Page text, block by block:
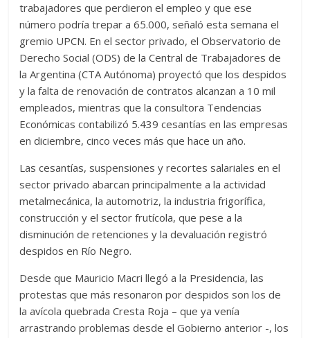
trabajadores que perdieron el empleo y que ese
número podría trepar a 65.000, señaló esta semana el
gremio UPCN. En el sector privado, el Observatorio de
Derecho Social (ODS) de la Central de Trabajadores de
la Argentina (CTA Autónoma) proyectó que los despidos
y la falta de renovación de contratos alcanzan a 10 mil
empleados, mientras que la consultora Tendencias
Económicas contabilizó 5.439 cesantías en las empresas
en diciembre, cinco veces más que hace un año.
Las cesantías, suspensiones y recortes salariales en el
sector privado abarcan principalmente a la actividad
metalmecánica, la automotriz, la industria frigorífica,
construcción y el sector frutícola, que pese a la
disminución de retenciones y la devaluación registró
despidos en Río Negro.
Desde que Mauricio Macri llegó a la Presidencia, las
protestas que más resonaron por despidos son los de
la avícola quebrada Cresta Roja – que ya venía
arrastrando problemas desde el Gobierno anterior -, los